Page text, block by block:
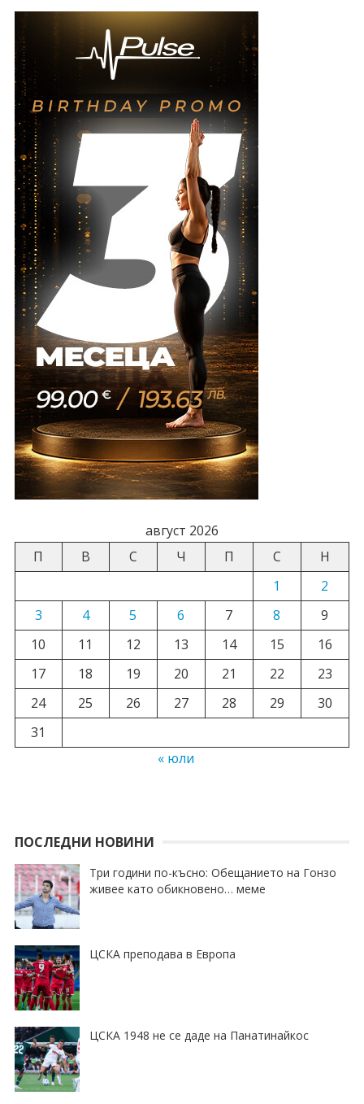
август 2026
П
В С Ч П С
Н
1
2
3
4 5 6 7 8
9
10
11 12 13 14 15
16
17
18 19 20 21 22
23
24
25 26 27 28 29
30
31
« юли
ПОСЛЕДНИ НОВИНИ
Три години по-късно: Обещанието на Гонзо
живее като обикновено… меме
ЦСКА преподава в Европа
ЦСКА 1948 не се даде на Панатинайкос